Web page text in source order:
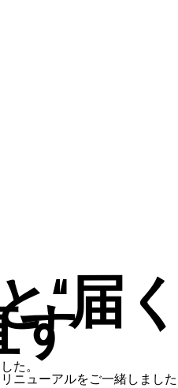
“届
す
た。
ニューアルをご一緒しました